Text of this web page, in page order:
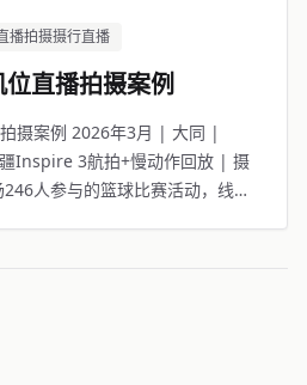
播拍摄摄行直播
直播拍摄案例
摄案例 2026年3月 | 大同 |
Inspire 3航拍+慢动作回放 | 摄
人参与的篮球比赛活动，线上